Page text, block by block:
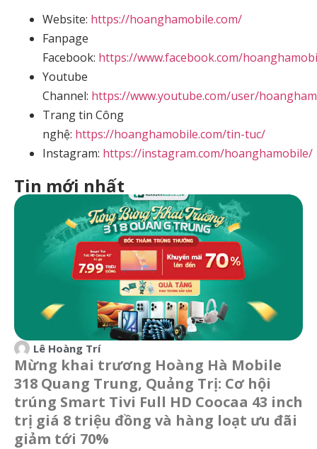
Website: https://hoanghamobile.com/
Fanpage
Facebook: https://www.facebook.com/
Youtube
Channel: https://www.youtube.com/user/
Trang tin Công
nghệ: https://hoanghamobile.com/tin-tuc/
Instagram: https://instagram.com/hoanghamobile/
Tin mới nhất
Lê Hoàng Trí
Mừng khai trương Hoàng Hà Mobile
318 Quang Trung, Quảng Trị: Cơ hội
trúng Smart Tivi Full HD Coocaa 43 inch
trị giá 8 triệu đồng và hàng loạt ưu đãi
giảm tới 70%